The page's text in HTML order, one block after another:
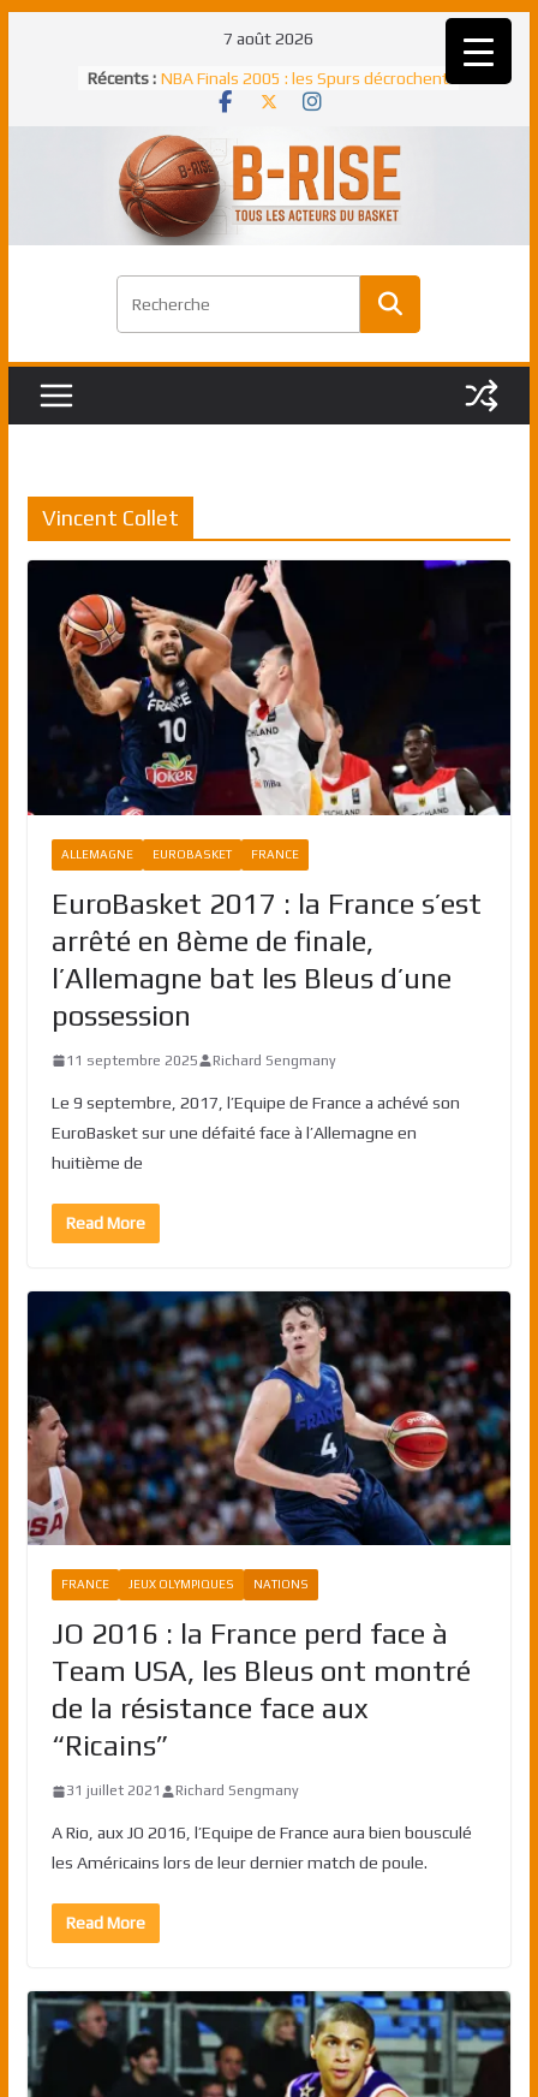
7 août 2026
Récents : NBA Finals 2005 : les Spurs décrochent
un troisième titre NBA, la rude bataille
NBA Finals 2021 : les Bucks et Giannis
Antetokounmpo triomphent, le Greek
Freek élu MVP
Shai Gilgeous-Alexander : son premier
match à plus de 40 points en NBA, le
Pau Gasol dans l’histoire en 2002 :
premier européen sacré Rookie de
Rudy Gobert, deuxième Français élu
Vincent Collet
ALLEMAGNE EUROBASKET FRANCE
EuroBasket 2017 : la France s’est
arrêté en 8ème de finale,
l’Allemagne bat les Bleus d’une
possession
11 septembre 2025 Richard Sengmany
Le 9 septembre, 2017, l’Equipe de France a achévé son
EuroBasket sur une défaité face à l’Allemagne en
huitième de
Read More
FRANCE JEUX OLYMPIQUES NATIONS
JO 2016 : la France perd face à
Team USA, les Bleus ont montré
de la résistance face aux
“Ricains”
31 juillet 2021 Richard Sengmany
A Rio, aux JO 2016, l’Equipe de France aura bien bousculé
les Américains lors de leur dernier match de poule.
Read More